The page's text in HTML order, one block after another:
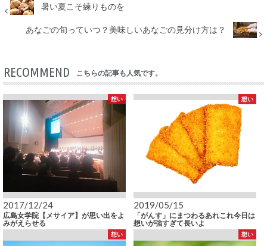
暑い夏こそ練りものを
あなごの旬っていつ？美味しいあなごの見分け方は？
RECOMMEND こちらの記事も人気です。
想い
2017/12/24
広島女学院【メサイア】が思い出をよ
みがえらせる
想い
2019/05/15
「がんす」にまつわるあれこれ今日は
想いが強すぎて長いよ
想い 想い